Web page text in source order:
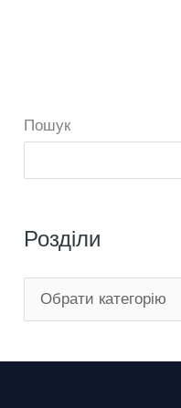
Пошук
Розділи
о